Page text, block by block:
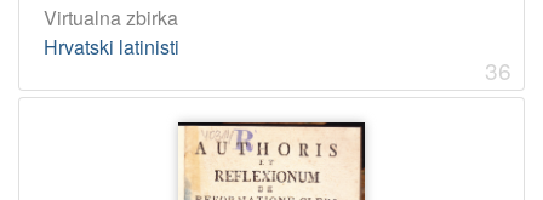
Virtualna zbirka
Hrvatski latinisti
36